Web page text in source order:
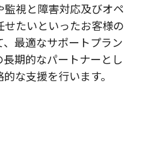
視と障害対応及びオペ
せたいといったお客様の
最適なサポートプラン
期的なパートナーとし
な支援を行います。